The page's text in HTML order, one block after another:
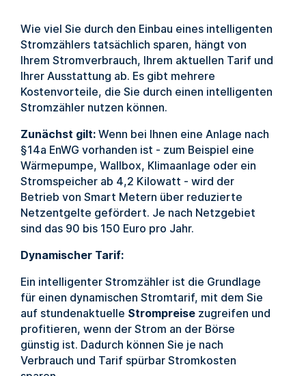
Wie viel Sie durch den Einbau eines intelligenten
Stromzählers tatsächlich sparen, hängt von
Ihrem Stromverbrauch, Ihrem aktuellen Tarif und
Ihrer Ausstattung ab. Es gibt mehrere
Kostenvorteile, die Sie durch einen intelligenten
Stromzähler nutzen können.
Zunächst gilt: Wenn bei Ihnen eine Anlage nach
§14a EnWG vorhanden ist - zum Beispiel eine
Wärmepumpe, Wallbox, Klimaanlage oder ein
Stromspeicher ab 4,2 Kilowatt - wird der
Betrieb von Smart Metern über reduzierte
Netzentgelte gefördert. Je nach Netzgebiet
sind das 90 bis 150 Euro pro Jahr.
Dynamischer Tarif:
Ein intelligenter Stromzähler ist die Grundlage
für einen dynamischen Stromtarif, mit dem Sie
auf stundenaktuelle Strompreisezugreifen und
profitieren, wenn der Strom an der Börse
günstig ist. Dadurch können Sie je nach
Verbrauch und Tarif spürbar Stromkosten